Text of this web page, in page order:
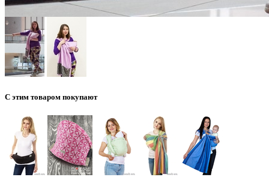
С этим товаром покупают